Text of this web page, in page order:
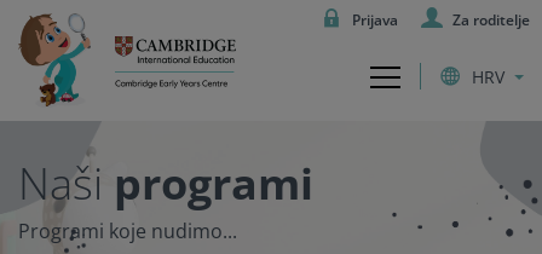
HRV
Prijava Za roditelje
Naši programi
Programi koje nudimo...